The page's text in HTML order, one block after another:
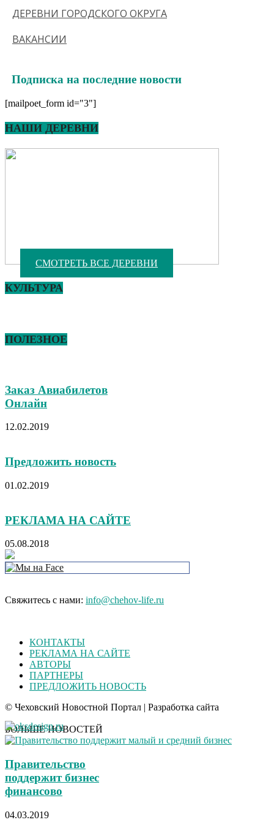
ДЕРЕВНИ ГОРОДСКОГО ОКРУГА
ВАКАНСИИ
Подписка на последние новости
[mailpoet_form id="3"]
НАШИ ДЕРЕВНИ
СМОТРЕТЬ ВСЕ ДЕРЕВНИ
КУЛЬТУРА
ПОЛЕЗНОЕ
Заказ Авиабилетов
Онлайн
12.02.2019
Предложить новость
01.02.2019
РЕКЛАМА НА САЙТЕ
05.08.2018
Свяжитесь с нами: info@chehov-life.ru
КОНТАКТЫ
РЕКЛАМА НА САЙТЕ
АВТОРЫ
ПАРТНЕРЫ
ПРЕДЛОЖИТЬ НОВОСТЬ
© Чеховский Новостной Портал | Разработка сайта
БОЛЬШЕ НОВОСТЕЙ
Правительство
поддержит бизнес
финансово
04.03.2019